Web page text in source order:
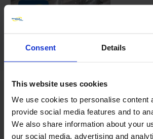
Consent Details
This website uses cookies
We use cookies to personalise content
provide social media features and to
We also share information about your
our social media, advertising and
Allen Gears - Transplanturi de